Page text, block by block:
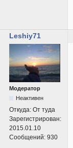
Leshiy71
Модератор
Неактивен
Откуда: От туда
Зарегистрирован:
2015.01.10
Сообщений: 930